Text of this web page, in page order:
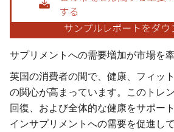
サプリメントへの需要増加が市場を
英国の消費者の間で、健康、フィッ
の関心が高まっています。このトレ
回復、および全体的な健康をサポー
インサプリメントへの需要を促進し